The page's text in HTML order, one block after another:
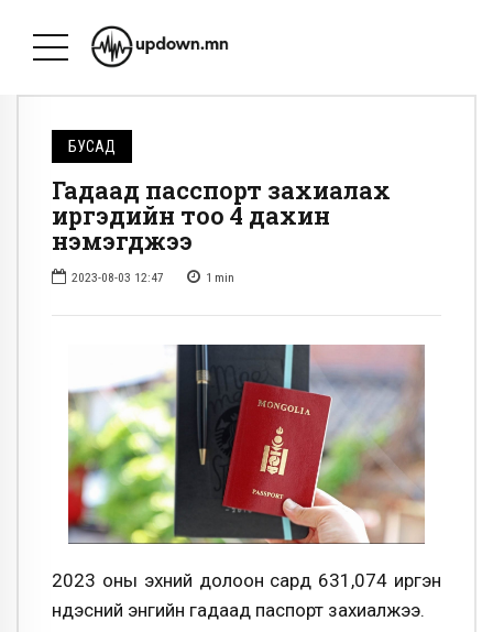
БУСАД
Гадаад пасспорт захиалах
иргэдийн тоо 4 дахин
нэмэгджээ
2023-08-03 12:47 1 min
2023 оны эхний долоон сард 631,074 иргэн
үндэсний энгийн гадаад паспорт захиалжээ.